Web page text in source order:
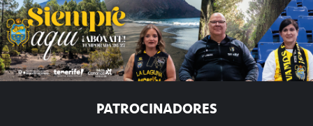
PATROCINADORES